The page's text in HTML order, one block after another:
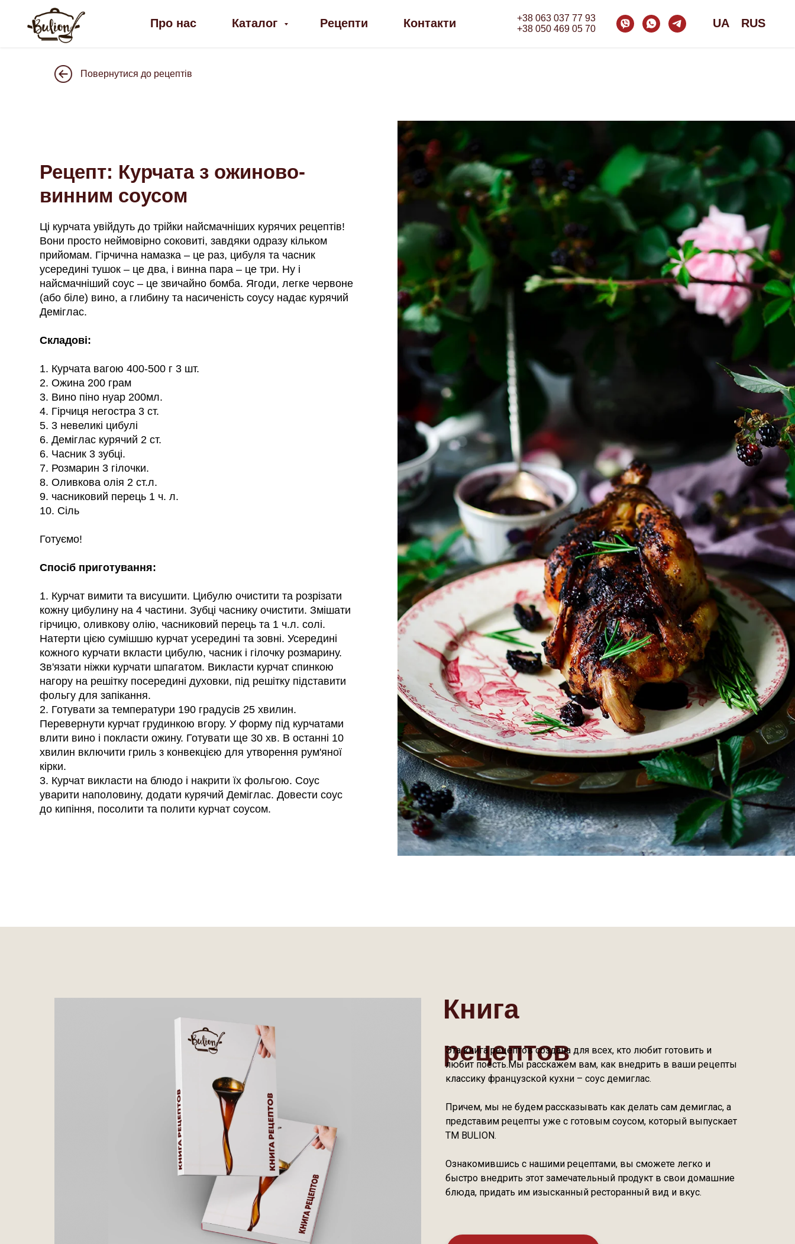
Про нас Каталог Рецепти Контакти +38 063 037 77 93
+38 050 469 05 70
UA RUS
Повернутися до рецептів
Рецепт: Курчата з ожиново-
винним соусом
Ці курчата увійдуть до трійки найсмачніших курячих рецептів!
Вони просто неймовірно соковиті, завдяки одразу кільком
прийомам. Гірчична намазка – це раз, цибуля та часник
усередині тушок – це два, і винна пара – це три. Ну і
найсмачніший соус – це звичайно бомба. Ягоди, легке червоне
(або біле) вино, а глибину та насиченість соусу надає курячий
Деміглас.
Складові:
1. Курчата вагою 400-500 г 3 шт.
2. Ожина 200 грам
3. Вино піно нуар 200мл.
4. Гірчиця негостра 3 ст.
5. 3 невеликі цибулі
6. Деміглас курячий 2 ст.
6. Часник 3 зубці.
7. Розмарин 3 гілочки.
8. Оливкова олія 2 ст.л.
9. часниковий перець 1 ч. л.
10. Сіль
Готуємо!
Спосіб приготування:
1. Курчат вимити та висушити. Цибулю очистити та розрізати
кожну цибулину на 4 частини. Зубці часнику очистити. Змішати
гірчицю, оливкову олію, часниковий перець та 1 ч.л. солі.
Натерти цією сумішшю курчат усередині та зовні. Усередині
кожного курчати вкласти цибулю, часник і гілочку розмарину.
Зв'язати ніжки курчати шпагатом. Викласти курчат спинкою
нагору на решітку посередині духовки, під решітку підставити
фольгу для запікання.
2. Готувати за температури 190 градусів 25 хвилин.
Перевернути курчат грудинкою вгору. У форму під курчатами
влити вино і покласти ожину. Готувати ще 30 хв. В останні 10
хвилин включити гриль з конвекцією для утворення рум'яної
кірки.
3. Курчат викласти на блюдо і накрити їх фольгою. Соус
уварити наполовину, додати курячий Деміглас. Довести соус
до кипіння, посолити та полити курчат соусом.
Книга
рецептов
Эта книга рецептов создана для всех, кто любит готовить и
любит поесть.Мы расскажем вам, как внедрить в ваши рецепты
классику французской кухни – соус демиглас.
Причем, мы не будем рассказывать как делать сам демиглас, а
представим рецепты уже с готовым соусом, который выпускает
ТМ BULION.
Ознакомившись с нашими рецептами, вы сможете легко и
быстро внедрить этот замечательный продукт в свои домашние
блюда, придать им изысканный ресторанный вид и вкус.